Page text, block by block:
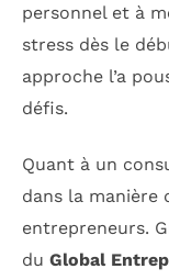
personnel et à
stress dès le
approche l’a
défis.
Quant à un
dans la manière
entrepreneurs.
du Global